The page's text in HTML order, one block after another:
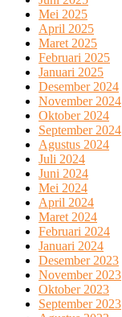
Mei 2025
April 2025
Maret 2025
Februari 2025
Januari 2025
Desember 2024
November 2024
Oktober 2024
September 2024
Agustus 2024
Juli 2024
Juni 2024
Mei 2024
April 2024
Maret 2024
Februari 2024
Januari 2024
Desember 2023
November 2023
Oktober 2023
September 2023